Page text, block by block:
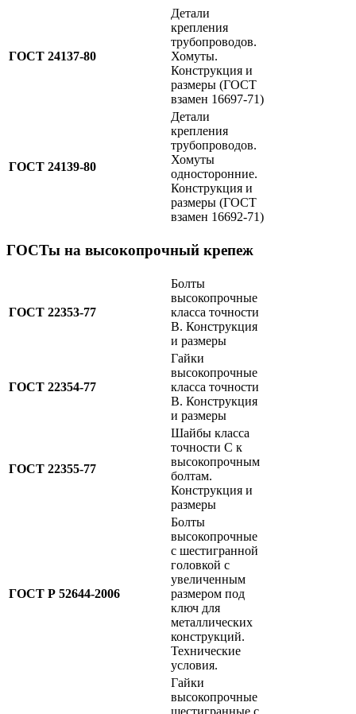
ГОСТ 24137-80
Детали
крепления
трубопроводов.
Хомуты.
Конструкция и
размеры (ГОСТ
взамен 16697-71)
ГОСТ 24139-80
Детали
крепления
трубопроводов.
Хомуты
односторонние.
Конструкция и
размеры (ГОСТ
взамен 16692-71)
ГОСТы на высокопрочный крепеж
ГОСТ 22353-77
Болты
высокопрочные
класса точности
B. Конструкция
и размеры
ГОСТ 22354-77
Гайки
высокопрочные
класса точности
B. Конструкция
и размеры
ГОСТ 22355-77
Шайбы класса
точности C к
высокопрочным
болтам.
Конструкция и
размеры
ГОСТ Р 52644-2006
Болты
высокопрочные
с шестигранной
головкой с
увеличенным
размером под
ключ для
металлических
конструкций.
Технические
условия.
Гайки
высокопрочные
шестигранные с